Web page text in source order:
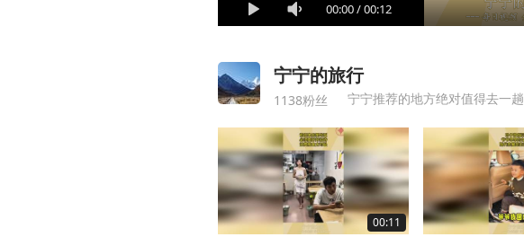
00:00/00:12
宁宁的旅行
1138粉丝 宁宁推荐的地方绝对值得去一趟
00:11